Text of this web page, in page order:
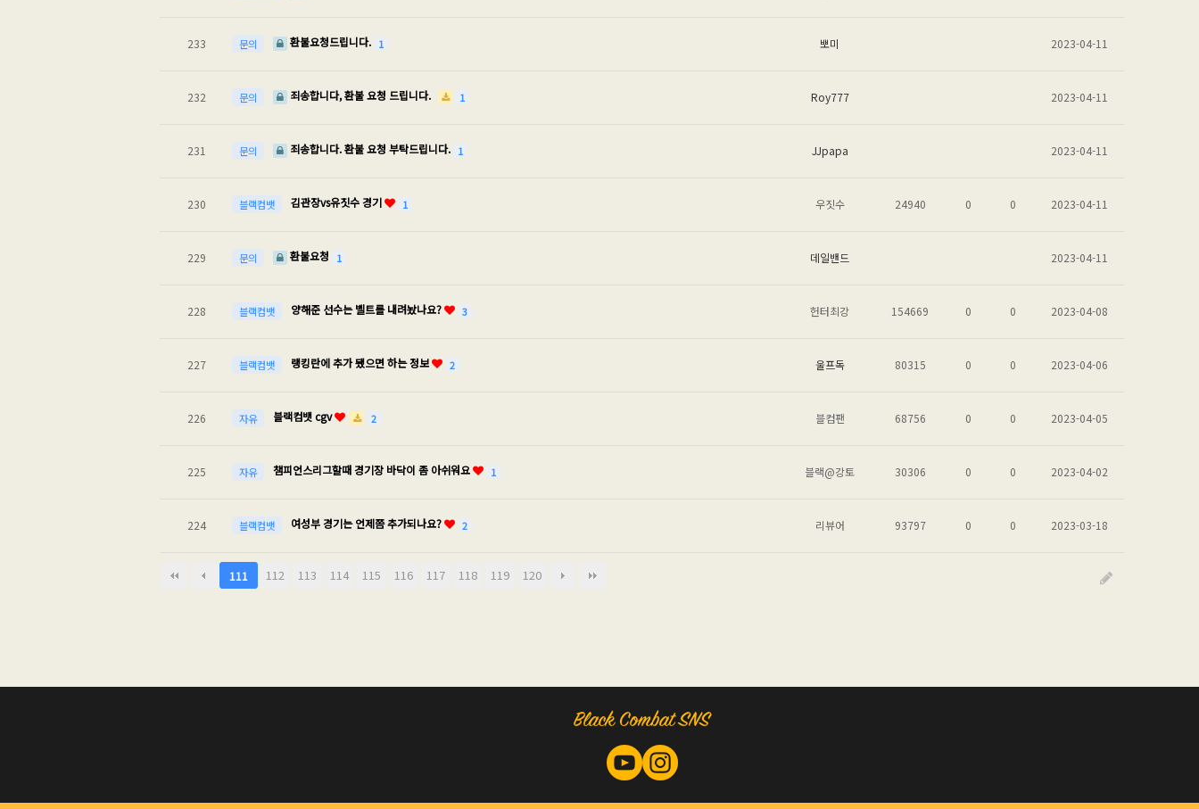
233 문의 환불요청드립니다. 1 뽀미 2023-04-11
232 문의 죄송합니다, 환불 요청 드립니다. 1 Roy777 2023-04-11
231 문의 죄송합니다. 환불 요청 부탁드립니다. 1 JJpapa 2023-04-11
230 블랙컴뱃 김관장vs유짓수 경기 1 우짓수 24940 0 0 2023-04-11
229 문의 환불요청 1 데일밴드 2023-04-11
228 블랙컴뱃 양해준 선수는 벨트를 내려놨나요? 3 헌터최강 154669 0 0 2023-04-08
227 블랙컴뱃 랭킹란에 추가 됐으면 하는 정보 2 울프독 80315 0 0 2023-04-06
226 자유 블랙컴뱃 cgv 2 블컴팬 68756 0 0 2023-04-05
225 자유 챔피언스리그할때 경기장 바닥이 좀 아쉬워요 1 블랙@강토 30306 0 0 2023-04-02
224 블랙컴뱃 여성부 경기는 언제쯤 추가되나요? 2 리뷰어 93797 0 0 2023-03-18
111 112 113 114 115 116 117 118 119 120